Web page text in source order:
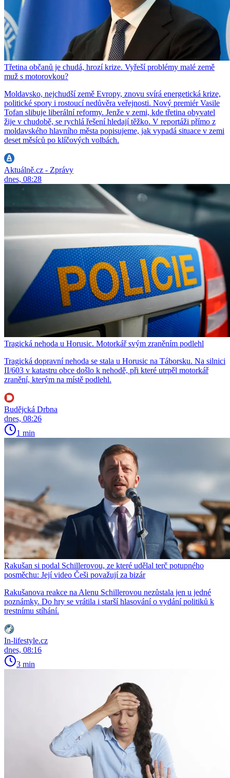
Třetina občanů je chudá, hrozí krize. Vyřeší problémy malé země
muž s motorovkou?
Moldavsko, nejchudší země Evropy, znovu svírá energetická krize,
politické spory i rostoucí nedůvěra veřejnosti. Nový premiér Vasile
Tofan slibuje liberální reformy. Jenže v zemi, kde třetina obyvatel
žije v chudobě, se rychlá řešení hledají těžko. V reportáži přímo z
moldavského hlavního města popisujeme, jak vypadá situace v zemi
deset měsíců po klíčových volbách.
Aktuálně.cz - Zprávy
dnes, 08:28
Tragická nehoda u Horusic. Motorkář svým zraněním podlehl
Tragická dopravní nehoda se stala u Horusic na Táborsku. Na silnici
II/603 v katastru obce došlo k nehodě, při které utrpěl motorkář
zranění, kterým na místě podlehl.
Budějcká Drbna
dnes, 08:26
1 min
Rakušan si podal Schillerovou, ze které udělal terč potupného
posměchu: Její video Češi považují za bizár
Rakušanova reakce na Alenu Schillerovou nezůstala jen u jedné
poznámky. Do hry se vrátila i starší hlasování o vydání politiků k
trestnímu stíhání.
In-lifestyle.cz
dnes, 08:16
3 min